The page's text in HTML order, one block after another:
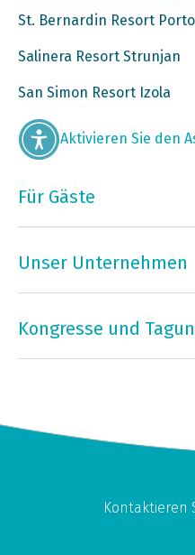
St. Bernardin Resort
Salinera Resort Strunjan
San Simon Resort Izola
Aktivieren Sie den
Für Gäste
Unser Unternehmen
Kongresse und
Kontaktieren